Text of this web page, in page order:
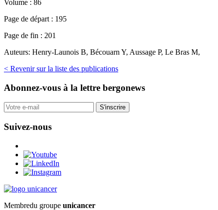
Volume : 86
Page de départ : 195
Page de fin : 201
Auteurs: Henry-Launois B, Bécouarn Y, Aussage P, Le Bras M,
< Revenir sur la liste des publications
Abonnez-vous à la lettre bergonews
S'inscrire
Suivez-nous
Membredu groupe unicancer